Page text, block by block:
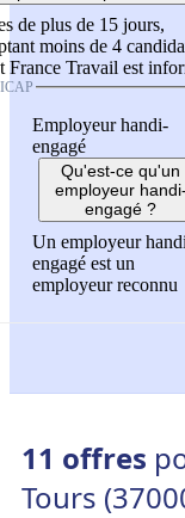
de plus de 15 jours,
moins de 4
France Travail est
Employeur handi-
engagé
Qu'est-ce qu'un
employeur handi-
engagé ?
Un employeur
engagé est un
employeur reconnu
11 offres
Tours